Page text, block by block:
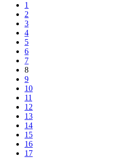
1
2
3
4
5
6
7
8
9
10
11
12
13
14
15
16
17